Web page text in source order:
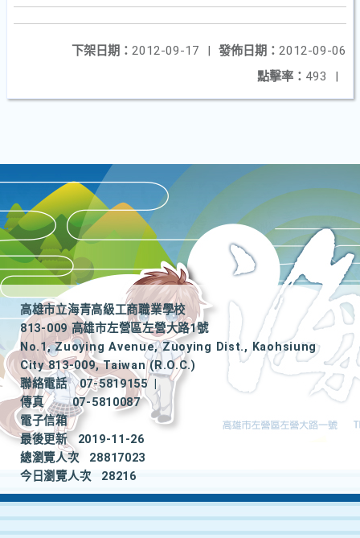
發佈日期： 2012-09-06
下架日期： 2012-09-17
|
點擊率： 493 |
高雄市立海青高級工商職業學校
813-009 高雄市左營區左營大路1號
No.1, Zuoying Avenue, Zuoying Dist., Kaohsiung
City 813-009, Taiwan (R.O.C.)
聯絡電話
07-5819155
|
傳真
07-5810087
電子信箱
最後更新
2019-11-26
總瀏覽人次
28817023
今日瀏覽人次
28216